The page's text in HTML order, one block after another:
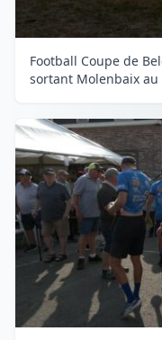
Football Coupe de
sortant Molenbaix